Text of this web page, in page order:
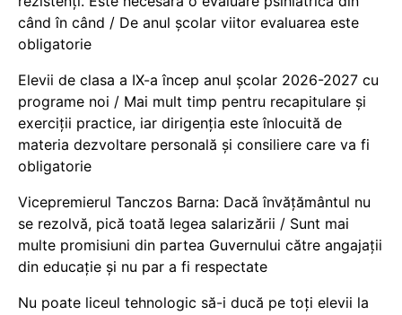
când în când / De anul școlar viitor evaluarea este
obligatorie
Elevii de clasa a IX-a încep anul școlar 2026-2027 cu
programe noi / Mai mult timp pentru recapitulare și
exerciții practice, iar dirigenția este înlocuită de
materia dezvoltare personală și consiliere care va fi
obligatorie
Vicepremierul Tanczos Barna: Dacă învățământul nu
se rezolvă, pică toată legea salarizării / Sunt mai
multe promisiuni din partea Guvernului către angajații
din educație și nu par a fi respectate
Nu poate liceul tehnologic să-i ducă pe toți elevii la